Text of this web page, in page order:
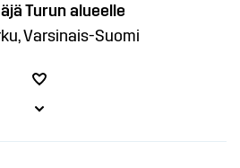
Turun alueelle
Varsinais-Suomi